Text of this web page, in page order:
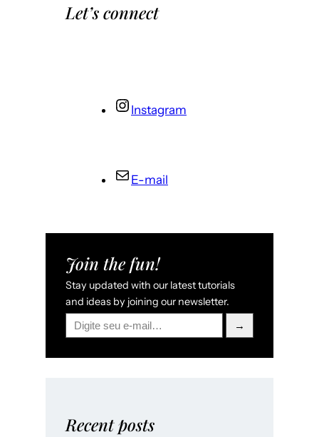
Let’s connect
Instagram
E-mail
Join the fun!
Stay updated with our latest tutorials
and ideas by joining our newsletter.
→
Recent posts